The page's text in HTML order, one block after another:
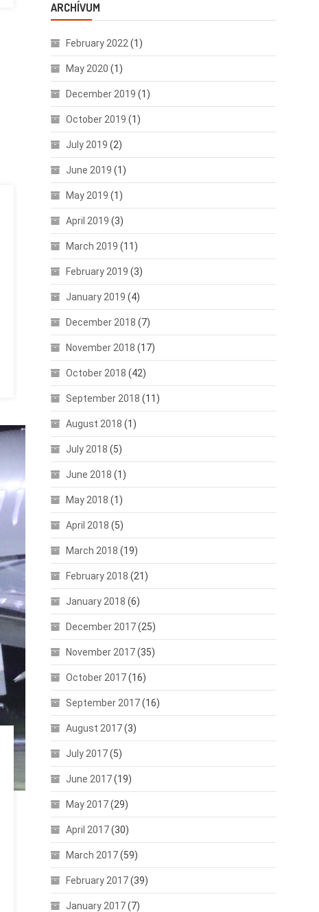
ARCHÍVUM
February 2022 (1)
May 2020 (1)
December 2019 (1)
October 2019 (1)
July 2019 (2)
June 2019 (1)
May 2019 (1)
April 2019 (3)
March 2019 (11)
February 2019 (3)
January 2019 (4)
December 2018 (7)
November 2018 (17)
October 2018 (42)
September 2018 (11)
August 2018 (1)
July 2018 (5)
June 2018 (1)
May 2018 (1)
April 2018 (5)
March 2018 (19)
February 2018 (21)
January 2018 (6)
December 2017(25)
November 2017(35)
October 2017(16)
September 2017(16)
August 2017(3)
July 2017(5)
June 2017(19)
May 2017(29)
April 2017(30)
March 2017(59)
February 2017(39)
January 2017(7)